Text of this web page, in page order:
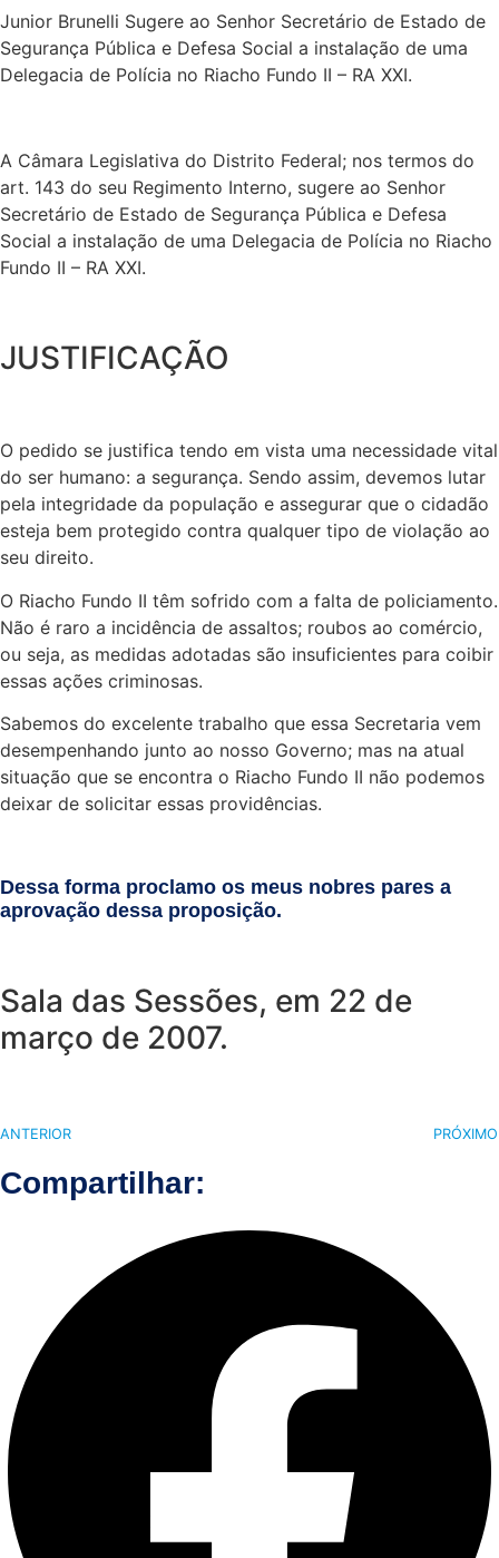
Junior Brunelli Sugere ao Senhor Secretário de Estado de
Segurança Pública e Defesa Social a instalação de uma
Delegacia de Polícia no Riacho Fundo II – RA XXI.
A Câmara Legislativa do Distrito Federal; nos termos do
art. 143 do seu Regimento Interno, sugere ao Senhor
Secretário de Estado de Segurança Pública e Defesa
Social a instalação de uma Delegacia de Polícia no Riacho
Fundo II – RA XXI.
JUSTIFICAÇÃO
O pedido se justifica tendo em vista uma necessidade vital
do ser humano: a segurança. Sendo assim, devemos lutar
pela integridade da população e assegurar que o cidadão
esteja bem protegido contra qualquer tipo de violação ao
seu direito.
O Riacho Fundo II têm sofrido com a falta de policiamento.
Não é raro a incidência de assaltos; roubos ao comércio,
ou seja, as medidas adotadas são insuficientes para coibir
essas ações criminosas.
Sabemos do excelente trabalho que essa Secretaria vem
desempenhando junto ao nosso Governo; mas na atual
situação que se encontra o Riacho Fundo II não podemos
deixar de solicitar essas providências.
Dessa forma proclamo os meus nobres pares a
aprovação dessa proposição.
Sala das Sessões, em 22 de
março de 2007.
ANTERIOR PRÓXIMO
Compartilhar: